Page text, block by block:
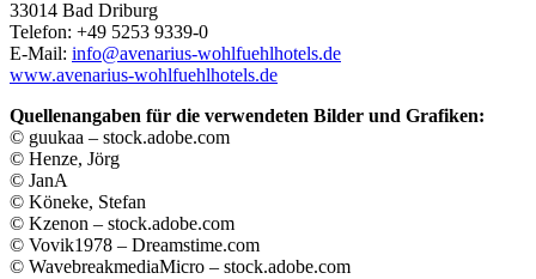
33014 Bad Driburg
Telefon: +49 5253 9339-0
E-Mail: info@avenarius-wohlfuehlhotels.de
www.avenarius-wohlfuehlhotels.de
Quellenangaben für die verwendeten Bilder und Grafiken:
© guukaa – stock.adobe.com
© Henze, Jörg
© JanA
© Köneke, Stefan
© Kzenon – stock.adobe.com
© Vovik1978 – Dreamstime.com
© WavebreakmediaMicro – stock.adobe.com